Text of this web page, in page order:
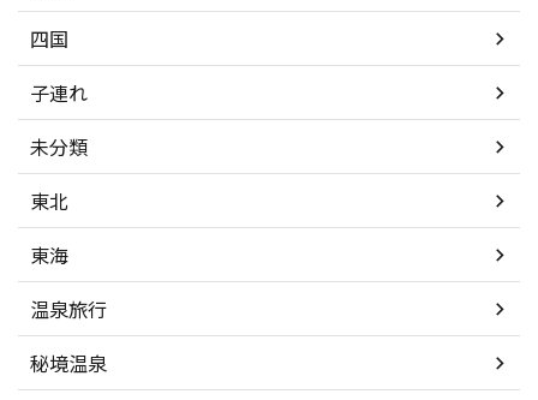
四国
子連れ
未分類
東北
東海
温泉旅行
秘境温泉